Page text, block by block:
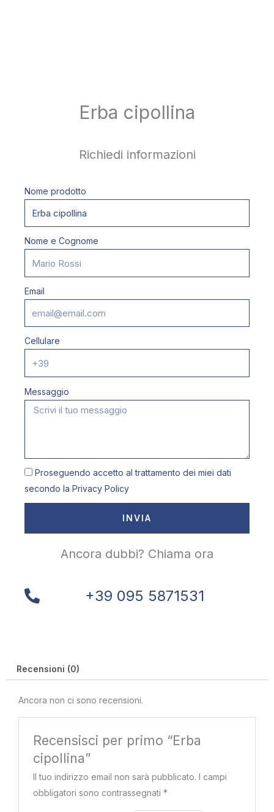
Erba cipollina
Richiedi informazioni
Nome prodotto
Nome e Cognome
Email
Cellulare
Messaggio
Proseguendo accetto al trattamento dei miei dati
secondo la Privacy Policy
INVIA
Ancora dubbi? Chiama ora
+39 095 5871531
Recensioni (0)
Ancora non ci sono recensioni.
Recensisci per primo “Erba
cipollina”
Il tuo indirizzo email non sarà pubblicato. I campi
obbligatori sono contrassegnati*